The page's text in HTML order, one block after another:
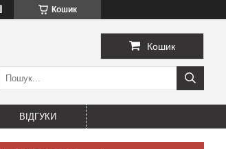
Кошик
Кошик
ВІДГУКИ